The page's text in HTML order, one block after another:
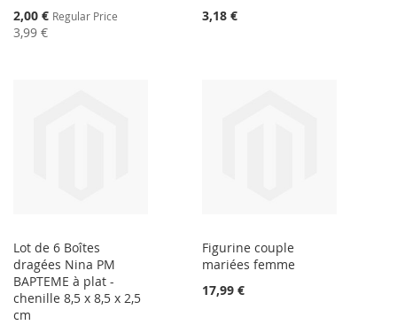
Special
Price
2,00 € Regular Price
3,99 €
3,18 €
Lot de 6 Boîtes
dragées Nina PM
BAPTEME à plat -
chenille 8,5 x 8,5 x 2,5
cm
Figurine couple
mariées femme
17,99 €